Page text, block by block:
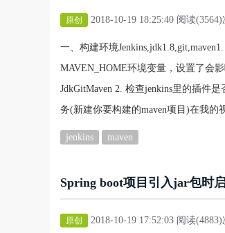
原创 2018-10-19 18:25:40 阅读(3564)
一、构建环境
MAVEN_HOME环境变量，设置了会
JdkGitMaven 2. 检查jenkins里的插件
务(新建你要构建的maven项目)在我
jenkins maven
Spring boot项目引入jar包时
原创 2018-10-19 17:52:03 阅读(4883)